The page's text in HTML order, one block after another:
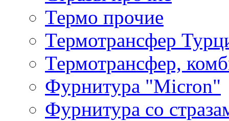
Термо прочие
Термотрансфер
Термотрансфер,
Фурнитура "Micron"
Фурнитура со